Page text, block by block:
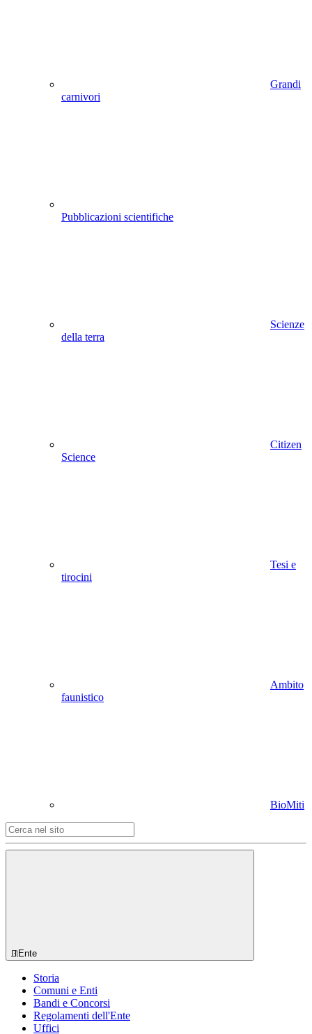
Grandi
carnivori
Pubblicazioni scientifiche
Scienze
della terra
Citizen
Science
Tesi e
tirocini
Ambito
faunistico
BioMiti
Ente
Storia
Comuni e Enti
Bandi e Concorsi
Regolamenti dell'Ente
Uffici